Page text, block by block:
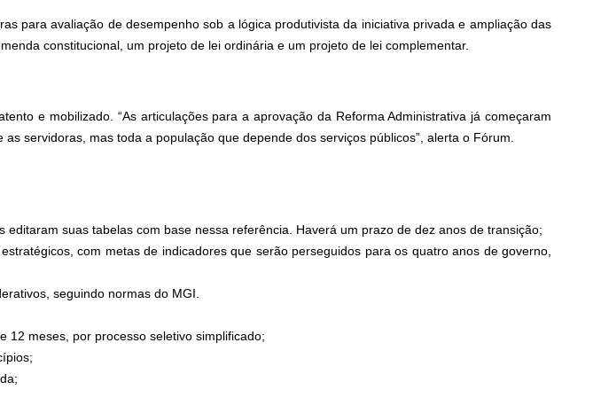
para avaliação de desempenho sob a lógica produtivista da iniciativa privada e ampliação das
constitucional, um projeto de lei ordinária e um projeto de lei complementar.
e mobilizado. “As articulações para a aprovação da Reforma Administrativa já começaram
servidoras, mas toda a população que depende dos serviços públicos”, alerta o Fórum.
suas tabelas com base nessa referência. Haverá um prazo de dez anos de transição;
com metas de indicadores que serão perseguidos para os quatro anos de governo,
seguindo normas do MGI.
12 meses, por processo seletivo simplificado;